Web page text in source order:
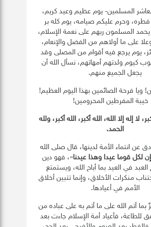
المسلمين- يوم عظيم وعيد كريم،
فطره، وحرم عليكم صيامه، يوم كله بر
المسلمون ربهم على نعمة الإسلام،
على ما أولاهم من الفضل والإنعام،
يوم يرجع فيه أقوام من المصلى وقد
كيوم ولدتهم أمهاتهم، نسأل الله أن
يجعل الجميع منهم.
ويا فرحة الصائمين بهذا اليوم العظيم!
خيبة المفرطين المحرومين!
لا إله إلا الله، الله أكبر، الله أكبر، ولله
الحمد.
عن انتماء الأمة لدينها، قال صلى الله
إن لكل قوما عيدا وهذا عيدنا»، فهو دين
في العيد بما أباح الله، ويستمتع
منكرات الأخلاق، وإنما تتبين أخلاق
الأمم في أعيادها.
أتم الله على ما أتم به على عباده من
للطاعة، فأعياد أمة الإسلام جاءت بعد